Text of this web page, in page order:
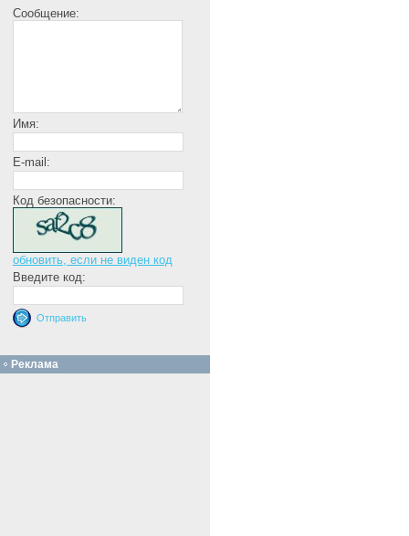
Сообщение:
Имя:
E-mail:
Код безопасности:
обновить, если не виден код
Введите код:
Реклама